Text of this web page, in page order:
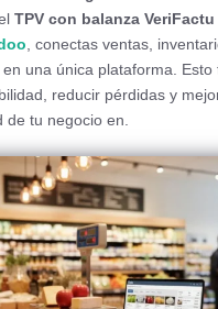
TPV con balanza VeriFactu
, conectas ventas,
una única plataforma. Esto
reducir pérdidas y
de tu negocio en.